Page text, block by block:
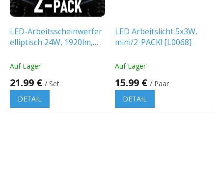
LED-Arbeitsscheinwerfer
elliptisch 24W, 1920lm,
PACK! [L0109-B]
Auf Lager
21.99 € / Set
DETAIL
LED Arbeitslicht 5x3W,
mini/2-PACK! [L0068]
Auf Lager
15.99 € / Paar
DETAIL